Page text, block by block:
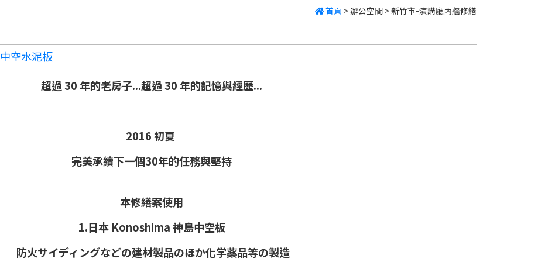
首頁 >辦公空間 >新竹市-演講廳內牆修繕
中空水泥板
超過 30 年的老房子...超過 30 年的記憶與經歷...
2016 初夏
完美承續下一個30年的任務與堅持
本修繕案使用
1.日本 Konoshima神島中空板
防火サイディングなどの建材製品のほか化学薬品等の製造